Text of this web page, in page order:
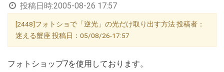
え
投稿日時:2005-08-26 17:57
[2448]フォトショで「逆光」の光だけ取り出す方法 投稿者：
迷える蟹座 投稿日：05/08/26-17:57
フォトショップ7を使用しております。